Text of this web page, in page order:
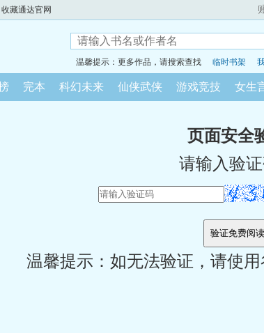
收藏通达官网
温馨提示：更多作品，请搜索查找 临时书架
完本 科幻未来 仙侠武侠 游戏竞技 女生
页面安全
请输入验证
温馨提示：如无法验证，请使用